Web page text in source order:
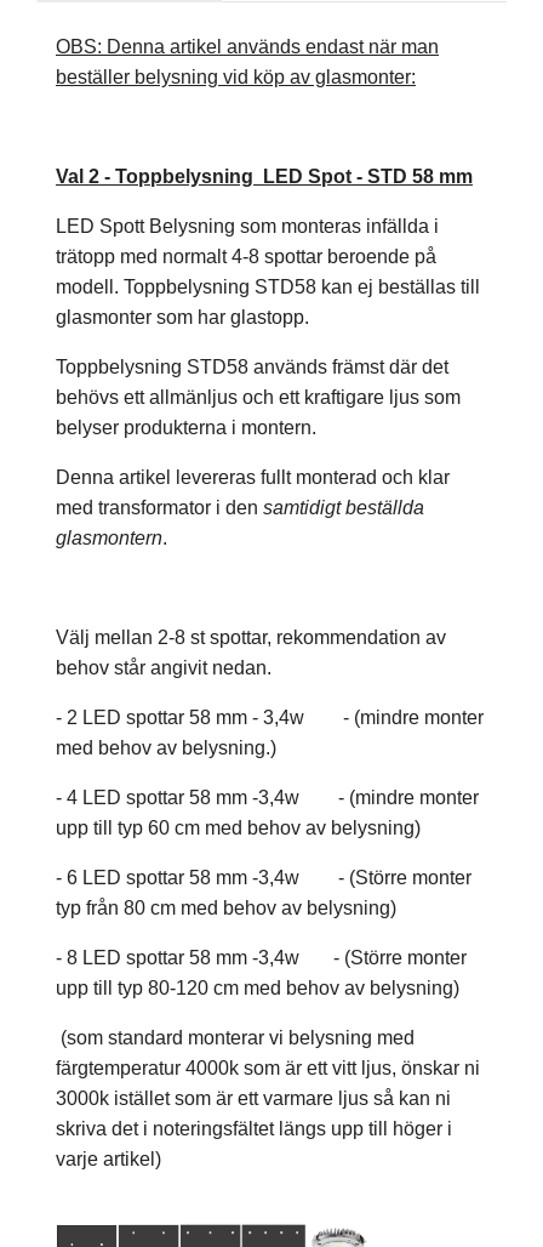
OBS: Denna artikel används endast när man
beställer belysning vid köp av glasmonter:
Val 2 - Toppbelysning LED Spot - STD 58 mm
LED Spott Belysning som monteras infällda i
trätopp med normalt 4-8 spottar beroende på
modell. Toppbelysning STD58 kan ej beställas till
glasmonter som har glastopp.
Toppbelysning STD58 används främst där det
behövs ett allmänljus och ett kraftigare ljus som
belyser produkterna i montern.
Denna artikel levereras fullt monterad och klar
med transformator i den samtidigt beställda
glasmontern.
Välj mellan 2-8 st spottar, rekommendation av
behov står angivit nedan.
- 2 LED spottar 58 mm - 3,4w - (mindre monter
med behov av belysning.)
- 4 LED spottar 58 mm -3,4w - (mindre monter
upp till typ 60 cm med behov av belysning)
- 6 LED spottar 58 mm -3,4w - (Större monter
typ från 80 cm med behov av belysning)
- 8 LED spottar 58 mm -3,4w - (Större monter
upp till typ 80-120 cm med behov av belysning)
(som standard monterar vi belysning med
färgtemperatur 4000k som är ett vitt ljus, önskar ni
3000k istället som är ett varmare ljus så kan ni
skriva det i noteringsfältet längs upp till höger i
varje artikel)